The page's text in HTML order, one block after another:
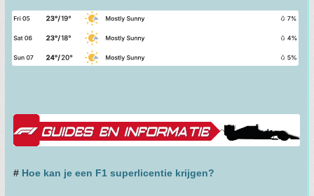
# Hoe kan je een F1 superlicentie krijgen?